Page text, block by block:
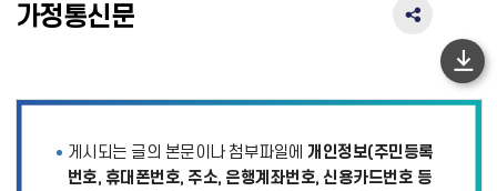
가정통신문
SNS
역
치
기
게시되는 글의 본문이나 첨부파일에 개인정보(주민등록
번호, 휴대폰번호, 주소, 은행계좌번호, 신용카드번호 등
하
단